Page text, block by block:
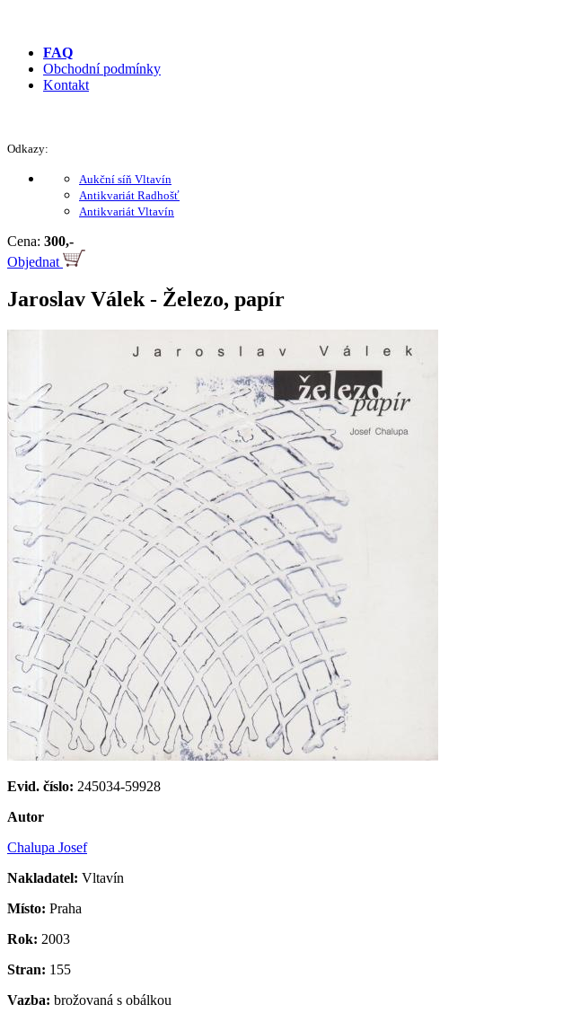
FAQ
Obchodní podmínky
Kontakt
Odkazy:
Aukční síň Vltavín
Antikvariát Radhošť
Antikvariát Vltavín
Cena: 300,-
Objednat
Jaroslav Válek - Železo, papír
Evid. číslo: 245034-59928
Autor
Chalupa Josef
Nakladatel: Vltavín
Místo: Praha
Rok: 2003
Stran: 155
Vazba: brožovaná s obálkou